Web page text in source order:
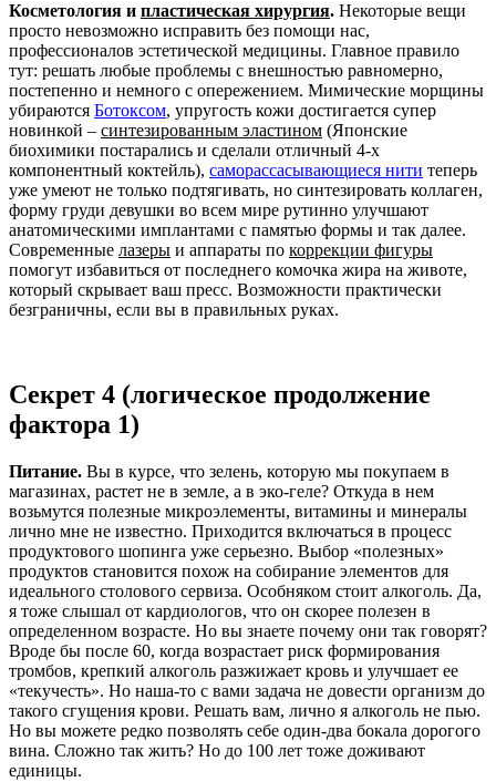
Косметология и пластическая хирургия. Некоторые вещи
просто невозможно исправить без помощи нас,
профессионалов эстетической медицины. Главное правило
тут: решать любые проблемы с внешностью равномерно,
постепенно и немного с опережением. Мимические морщины
убираются Ботоксом, упругость кожи достигается супер
новинкой – синтезированным эластином (Японские
биохимики постарались и сделали отличный 4-х
компонентный коктейль), саморассасывающиеся нити теперь
уже умеют не только подтягивать, но синтезировать коллаген,
форму груди девушки во всем мире рутинно улучшают
анатомическими имплантами с памятью формы и так далее.
Современные лазеры и аппараты по коррекции фигуры
помогут избавиться от последнего комочка жира на животе,
который скрывает ваш пресс. Возможности практически
безграничны, если вы в правильных руках.
Секрет 4 (логическое продолжение
фактора 1)
Питание. Вы в курсе, что зелень, которую мы покупаем в
магазинах, растет не в земле, а в эко-геле? Откуда в нем
возьмутся полезные микроэлементы, витамины и минералы
лично мне не известно. Приходится включаться в процесс
продуктового шопинга уже серьезно. Выбор «полезных»
продуктов становится похож на собирание элементов для
идеального столового сервиза. Особняком стоит алкоголь. Да,
я тоже слышал от кардиологов, что он скорее полезен в
определенном возрасте. Но вы знаете почему они так говорят?
Вроде бы после 60, когда возрастает риск формирования
тромбов, крепкий алкоголь разжижает кровь и улучшает ее
«текучесть». Но наша-то с вами задача не довести организм до
такого сгущения крови. Решать вам, лично я алкоголь не пью.
Но вы можете редко позволять себе один-два бокала дорогого
вина. Сложно так жить? Но до 100 лет тоже доживают
единицы.